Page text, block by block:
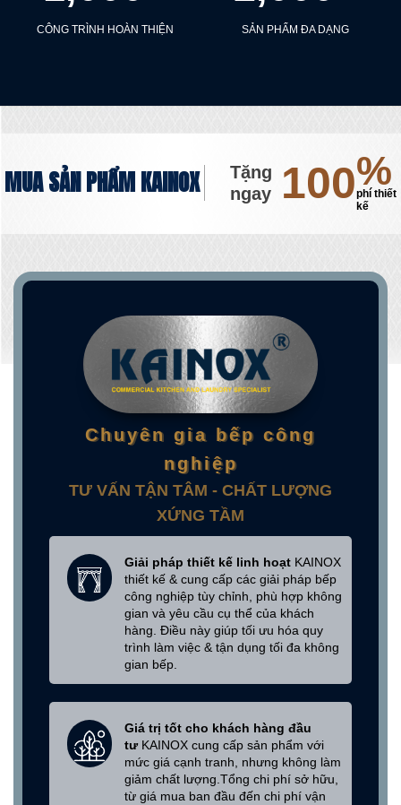
CÔNG TRÌNH HOÀN THIỆN SẢN PHẨM ĐA DẠNG
MUA SẢN PHẨM KAINOX
Tặng
ngay
100%
phí thiết
kế
Chuyên gia bếp công
nghiệp
TƯ VẤN TẬN TÂM - CHẤT LƯỢNG
XỨNG TẦM
Giải pháp thiết kế linh hoạt KAINOX
thiết kế & cung cấp các giải pháp bếp
công nghiệp tùy chỉnh, phù hợp không
gian và yêu cầu cụ thể của khách
hàng. Điều này giúp tối ưu hóa quy
trình làm việc & tận dụng tối đa không
gian bếp.
Giá trị tốt cho khách hàng đầu
tư KAINOX cung cấp sản phẩm với
mức giá cạnh tranh, nhưng không làm
giảm chất lượng.Tổng chi phí sở hữu,
từ giá mua ban đầu đến chi phí vận